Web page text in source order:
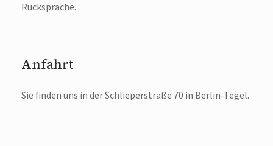
Rücksprache.
Anfahrt
Sie finden uns in der Schlieperstraße 70 in Berlin-Tegel.